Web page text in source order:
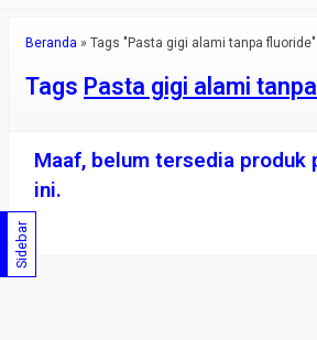
Beranda » Tags "Pasta gigi alami tanpa fluoride"
Tags Pasta gigi alami
Maaf, belum tersedia produk
ini.
Sidebar